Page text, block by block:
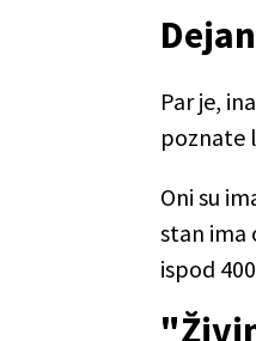
Par je,
poznate
Oni su
stan ima
ispod